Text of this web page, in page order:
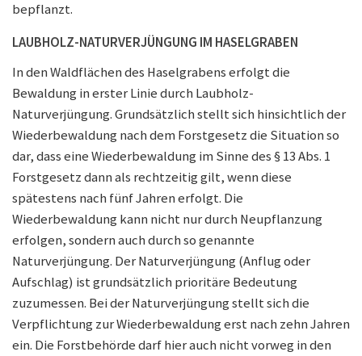
bepflanzt.
LAUBHOLZ-NATURVERJÜNGUNG IM HASELGRABEN
In den Waldflächen des Haselgrabens erfolgt die
Bewaldung in erster Linie durch Laubholz-
Naturverjüngung. Grundsätzlich stellt sich hinsichtlich der
Wiederbewaldung nach dem Forstgesetz die Situation so
dar, dass eine Wiederbewaldung im Sinne des § 13 Abs. 1
Forstgesetz dann als rechtzeitig gilt, wenn diese
spätestens nach fünf Jahren erfolgt. Die
Wiederbewaldung kann nicht nur durch Neupflanzung
erfolgen, sondern auch durch so genannte
Naturverjüngung. Der Naturverjüngung (Anflug oder
Aufschlag) ist grundsätzlich prioritäre Bedeutung
zuzumessen. Bei der Naturverjüngung stellt sich die
Verpflichtung zur Wiederbewaldung erst nach zehn Jahren
ein. Die Forstbehörde darf hier auch nicht vorweg in den